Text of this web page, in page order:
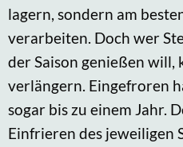
lagern, sondern am
verarbeiten. Doch wer
der Saison genießen
verlängern. Eingefroren
sogar bis zu einem Jahr.
Einfrieren des jeweiligen